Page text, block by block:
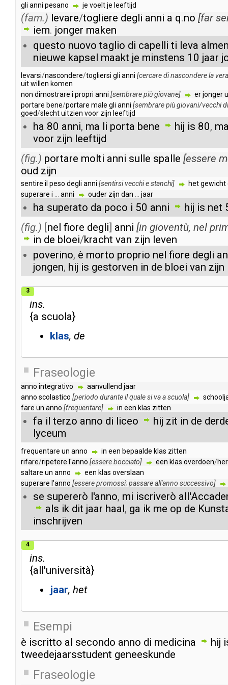
gli anni pesano je voeltje leeftijd
(fam.) levare/togliere degli anni a q.no [far
iem. jonger maken
questo nuovo taglio di capelli ti leva
nieuwe kapsel maakt je minstens 10 jaar
levarsi/nascondere/togliersi gli anni [cercaredinasconderelavera
uitwillen komen
non dimostrare i propri anni [sembrarepiùgiovane] erjonger
portare bene/portare male gli anni [sembrarepiùgiovani/vecchidi
goed/slechtuitzien voor zijn leeftijd
ha 80 anni, ma li porta bene hij is 80,
voor zijn leeftijd
(fig.) portare molti anni sulle spalle [essere
oud zijn
sentire il peso degli anni [sentirsivecchiestanchi] hetgewicht
superare i anni ouder zijn dan jaar
ha superato da poco i 50 anni hij is net
(fig.) [nel fiore degli] anni [in gioventù, nel
in de bloei/kracht van zijn leven
poverino, è morto proprio nel fiore degli
jongen, hij is gestorven in de bloei van zijn
3
ins.
{a scuola}
klas de
Fraseologie
anno integrativo aanvullend jaar
anno scolastico [periodo duranteilqualesivaascuola]
fare un anno [frequentare] in een klas zitten
fa il terzo anno di liceo hij zit in de
lyceum
frequentare un anno in een bepaalde klas zitten
rifare/ripetere l'anno [esserebocciato] een klas overdoen/
saltare un anno een klas overslaan
superare l'anno [esserepromossi;passareall'anno successivo]
se supererò l'anno, mi iscriverò
als ik dit jaar haal, ga ik me op de
inschrijven
4
ins.
{all'università}
jaar het
Esempi
è iscritto al secondo anno di medicina hij
tweedejaarsstudent geneeskunde
Fraseologie